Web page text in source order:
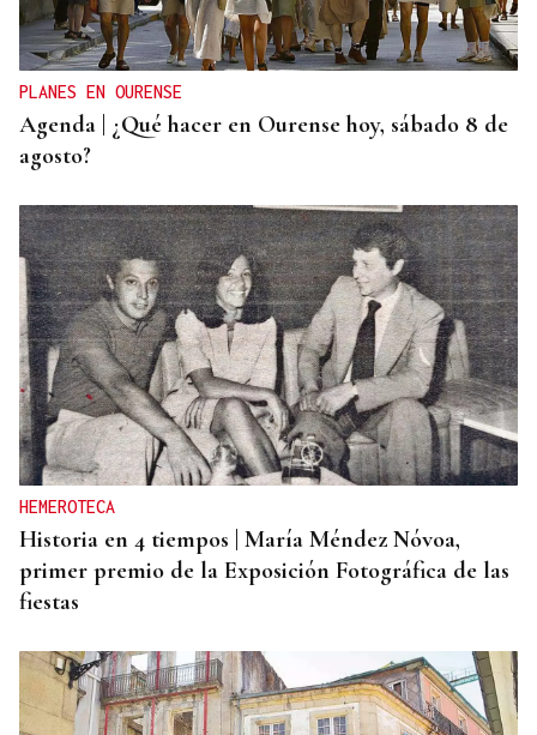
PLANES EN OURENSE
Agenda | ¿Qué hacer en Ourense hoy, sábado 8 de
agosto?
HEMEROTECA
Historia en 4 tiempos | María Méndez Nóvoa,
primer premio de la Exposición Fotográfica de las
fiestas